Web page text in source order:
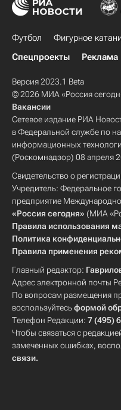
Футбол Фигурное
Спецпроекты
Реклама
Версия 2023.1 Beta
© 2026 МИА «Россия
Вакансии
Сетевое издание РИА
в Федеральной службе по
информационных
(Роскомнадзор) 08 апреля
Свидетельство о
Учредитель: Федеральное
предприятие
«Россия сегодня» (МИА
Правила использования
Политика
Правила применения
Главный редактор:
Адрес электронной почты
По вопросам размещения
воспользуйтесьформой
Телефон Редакции: 7 (495)
Чтобы связаться с
замеченных ошибках,
связи.